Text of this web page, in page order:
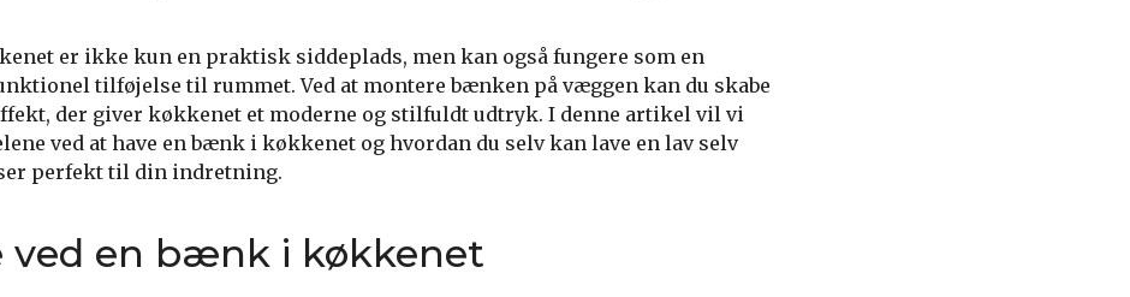
er ikke kun en praktisk siddeplads, men kan også fungere som en
tilføjelse til rummet. Ved at montere bænken på væggen kan du skabe
der giver køkkenet et moderne og stilfuldt udtryk. I denne artikel vil vi
ved at have en bænk i køkkenet og hvordan du selv kan lave en lav selv
perfekt til din indretning.
ved en bænk i køkkenet